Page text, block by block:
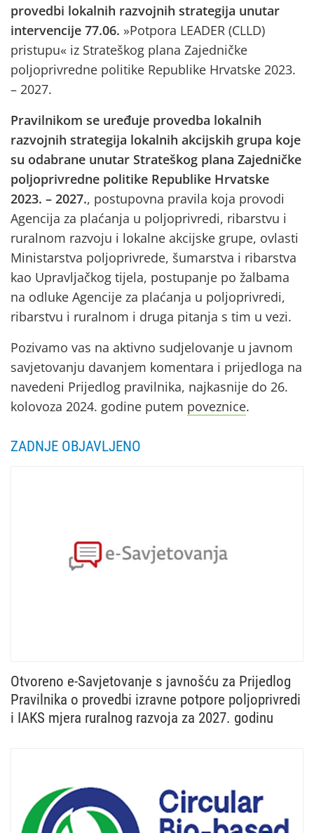
provedbi lokalnih razvojnih strategija unutar
intervencije 77.06. »Potpora LEADER (CLLD)
pristupu« iz Strateškog plana Zajedničke
poljoprivredne politike Republike Hrvatske 2023.
– 2027.
Pravilnikom se uređuje provedba lokalnih
razvojnih strategija lokalnih akcijskih grupa koje
su odabrane unutar Strateškog plana Zajedničke
poljoprivredne politike Republike Hrvatske
2023. – 2027., postupovna pravila koja provodi
Agencija za plaćanja u poljoprivredi, ribarstvu i
ruralnom razvoju i lokalne akcijske grupe, ovlasti
Ministarstva poljoprivrede, šumarstva i ribarstva
kao Upravljačkog tijela, postupanje po žalbama
na odluke Agencije za plaćanja u poljoprivredi,
ribarstvu i ruralnom i druga pitanja s tim u vezi.
Pozivamo vas na aktivno sudjelovanje u javnom
savjetovanju davanjem komentara i prijedloga na
navedeni Prijedlog pravilnika, najkasnije do 26.
kolovoza 2024. godine putem poveznice.
ZADNJE OBJAVLJENO
Otvoreno e-Savjetovanje s javnošću za Prijedlog
Pravilnika o provedbi izravne potpore poljoprivredi
i IAKS mjera ruralnog razvoja za 2027. godinu